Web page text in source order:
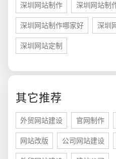
深圳网站制作 深圳网站制
深圳网站制作哪家好 深圳
深圳网站定制
其它推荐
外贸网站建设 官网制作
网站改版 公司网站建设
您的预算
招标项目